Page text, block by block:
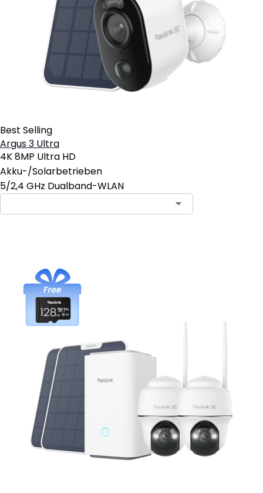
Best Selling
Argus 3 Ultra
4K 8MP Ultra HD
Akku-/Solarbetrieben
5/2,4 GHz Dualband-WLAN